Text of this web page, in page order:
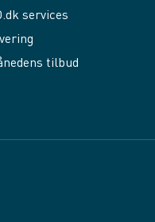
services
tilbud